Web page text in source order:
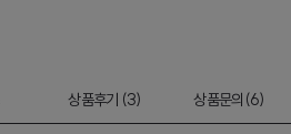
상품후기 (3) 상품문의(6)